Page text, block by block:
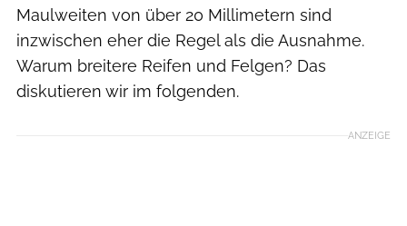
Maulweiten von über 20 Millimetern sind
inzwischen eher die Regel als die Ausnahme.
Warum breitere Reifen und Felgen? Das
diskutieren wir im folgenden.
ANZEIGE